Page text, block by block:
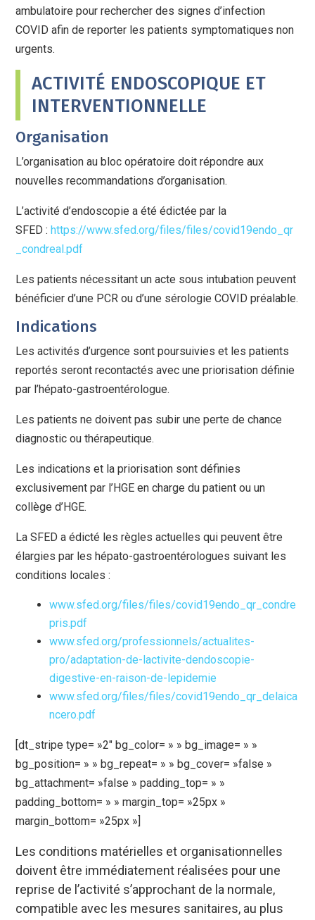
ambulatoire pour rechercher des signes d’infection
COVID afin de reporter les patients symptomatiques non
urgents.
ACTIVITÉ ENDOSCOPIQUE ET
INTERVENTIONNELLE
Organisation
L’organisation au bloc opératoire doit répondre aux
nouvelles recommandations d’organisation.
L’activité d’endoscopie a été édictée par la
SFED : https://www.sfed.org/files/files/covid19endo_qr
_condreal.pdf
Les patients nécessitant un acte sous intubation peuvent
bénéficier d’une PCR ou d’une sérologie COVID préalable.
Indications
Les activités d’urgence sont poursuivies et les patients
reportés seront recontactés avec une priorisation définie
par l’hépato-gastroentérologue.
Les patients ne doivent pas subir une perte de chance
diagnostic ou thérapeutique.
Les indications et la priorisation sont définies
exclusivement par l’HGE en charge du patient ou un
collège d’HGE.
La SFED a édicté les règles actuelles qui peuvent être
élargies par les hépato-gastroentérologues suivant les
conditions locales :
www.sfed.org/files/files/covid19endo_qr_condre
pris.pdf
www.sfed.org/professionnels/actualites-
pro/adaptation-de-lactivite-dendoscopie-
digestive-en-raison-de-lepidemie
www.sfed.org/files/files/covid19endo_qr_delaica
ncero.pdf
[dt_stripe type= »2″ bg_color= » » bg_image= » »
bg_position= » » bg_repeat= » » bg_cover= »false »
bg_attachment= »false » padding_top= » »
padding_bottom= » » margin_top= »25px »
margin_bottom= »25px »]
Les conditions matérielles et organisationnelles
doivent être immédiatement réalisées pour une
reprise de l’activité s’approchant de la normale,
compatible avec les mesures sanitaires, au plus